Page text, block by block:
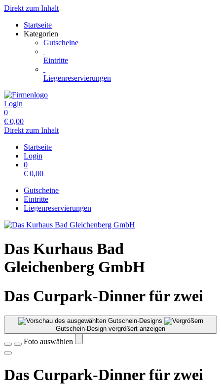
Direkt zum Inhalt
Startseite
Kategorien
Gutscheine
Eintritte
Liegenreservierungen
Login
0
€ 0,00
Direkt zum Inhalt
Startseite
Login
0
€ 0,00
Gutscheine
Eintritte
Liegenreservierungen
Das Kurhaus Bad
Gleichenberg GmbH
Das Curpark-Dinner für zwei
Gutschein-Design vergrößert anzeigen
Foto auswählen
Das Curpark-Dinner für zwei